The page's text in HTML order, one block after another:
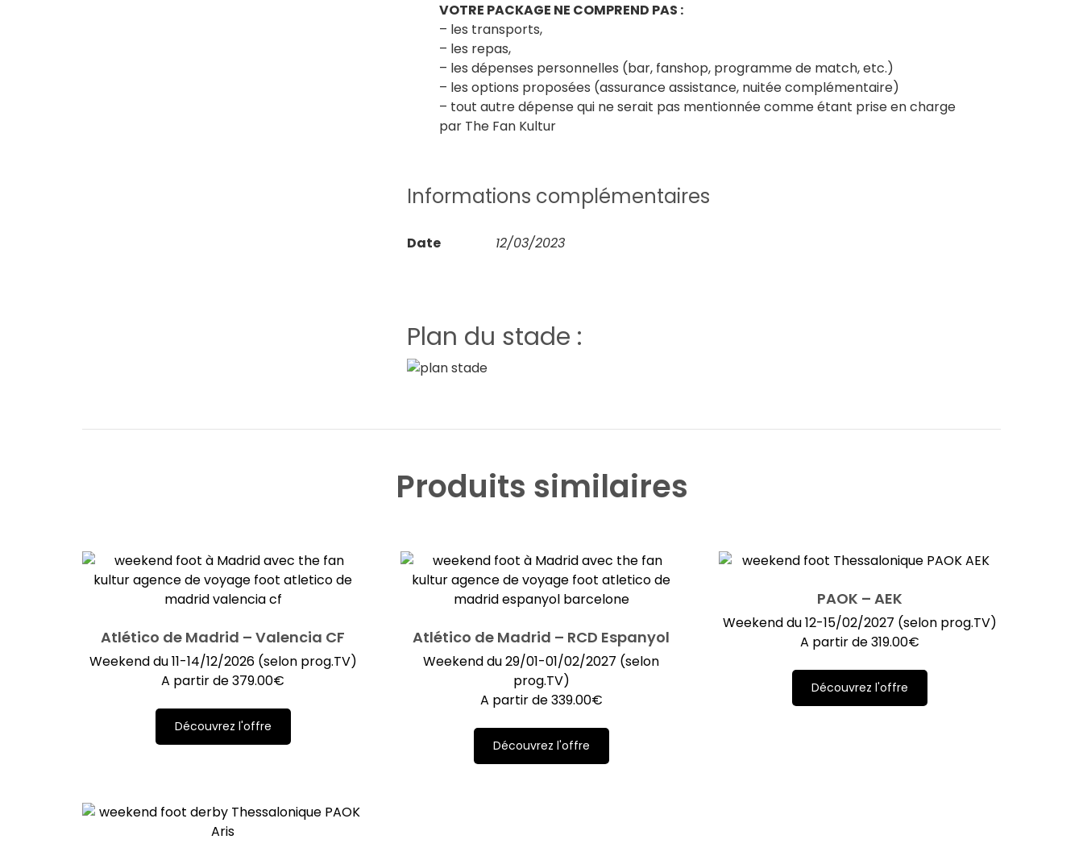
VOTRE PACKAGE NE COMPREND PAS :
– les transports,
– les repas,
– les dépenses personnelles (bar, fanshop, programme de match, etc.)
– les options proposées (assurance assistance, nuitée complémentaire)
– tout autre dépense qui ne serait pas mentionnée comme étant prise en charge
par The Fan Kultur
Informations complémentaires
Date 12/03/2023
Plan du stade :
Produits similaires
Atlético de Madrid – Valencia CF
Weekend du 11-14/12/2026 (selon prog.TV)
A partir de379.00€
Découvrez l'offre
Atlético de Madrid – RCD Espanyol
Weekend du 29/01-01/02/2027 (selon
prog.TV)
A partir de339.00€
Découvrez l'offre
PAOK – AEK
Weekend du 12-15/02/2027 (selon prog.TV)
A partir de319.00€
Découvrez l'offre